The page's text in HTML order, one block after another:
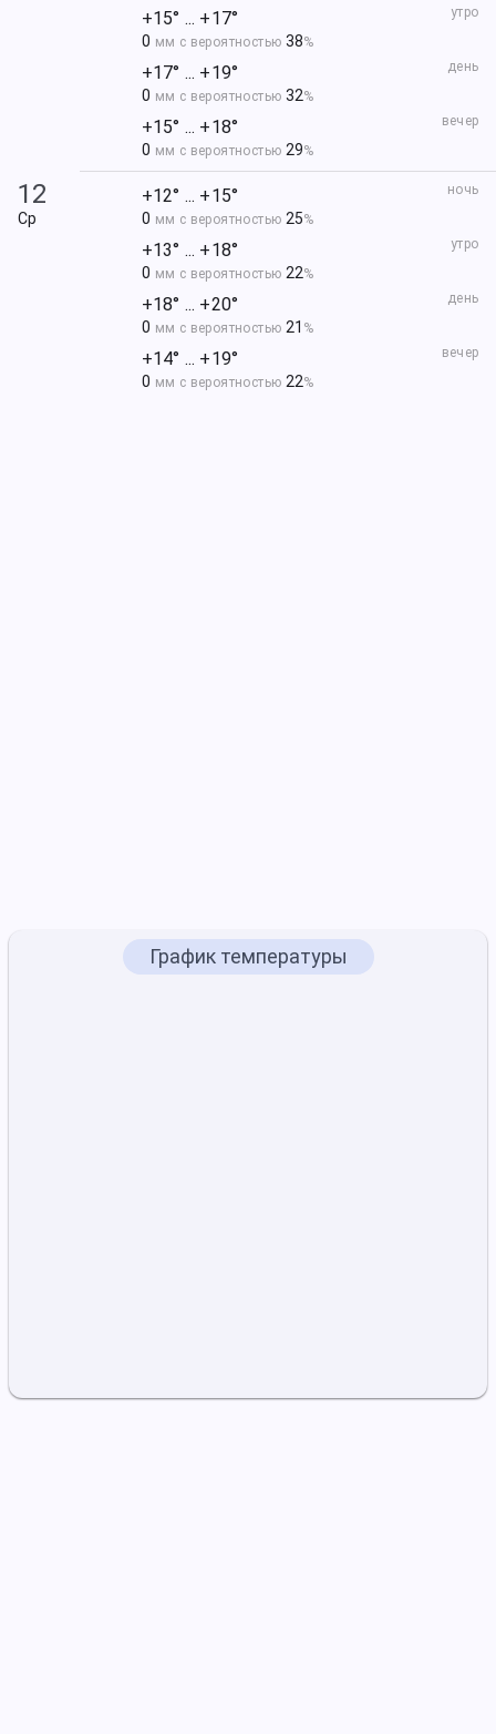
утро
+15° ... +17°
0 мм с вероятностью 38%
день
+17° ... +19°
0 мм с вероятностью 32%
вечер
+15° ... +18°
0 мм с вероятностью 29%
12
Ср
ночь
+12° ... +15°
0 мм с вероятностью 25%
утро
+13° ... +18°
0 мм с вероятностью 22%
день
+18° ... +20°
0 мм с вероятностью 21 %
вечер
+14° ... +19°
0 мм с вероятностью 22%
График температуры